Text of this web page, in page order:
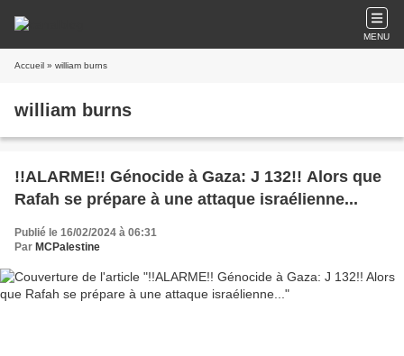
MENU
Accueil » william burns
william burns
!!ALARME!! Génocide à Gaza: J 132!! Alors que
Rafah se prépare à une attaque israélienne...
Publié le 16/02/2024 à 06:31
Par MCPalestine